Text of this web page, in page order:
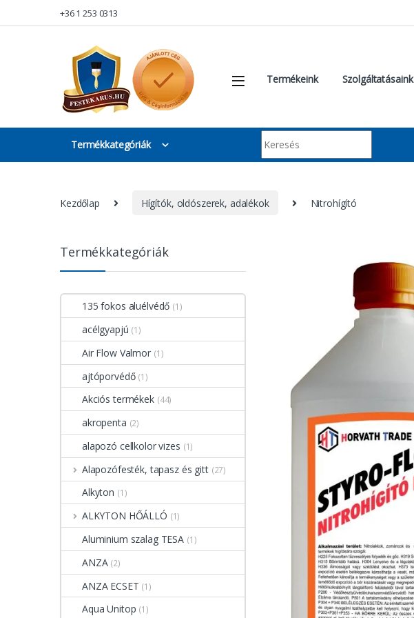
Skip to navigation
Skip to content+36 1 253 0313
Termékeink Szolgáltatásaink
Termékkategóriák
Kezdőlap Hígítók, oldószerek, adalékok Nitrohígító
Termékkategóriák
135 fokos aluélvédő (1)
acélgyapjú (1)
Air Flow Valmor (1)
ajtóporvédő (1)
Akciós termékek (44)
akropenta (2)
alapozó cellkolor vizes (1)
Alapozófesték, tapasz és gitt (27)
Alkyton (1)
ALKYTON HŐÁLLÓ (1)
Aluminium szalag TESA (1)
ANZA (2)
ANZA ECSET (1)
Aqua Unitop (1)